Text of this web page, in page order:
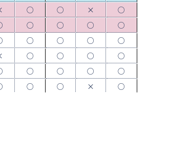
○ ○ ×
○
○ ○ ○
○
○ ○ ○
○
○ ○ ○
○
○ ○ ○
○
○ ○ ×
○